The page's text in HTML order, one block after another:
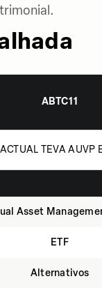
ABTC11
TEVA AUVP
Asset
ETF
Alternativos